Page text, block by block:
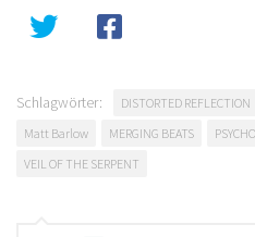
Schlagwörter: DISTORTED REFLECTION
Matt Barlow
MERGING BEATS
VEIL OF THE SERPENT